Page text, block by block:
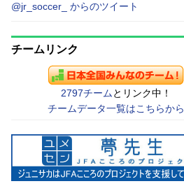
@jr_soccer_ からのツイート
チームリンク
2797チーム とリンク中！
チームデータ一覧はこちらから